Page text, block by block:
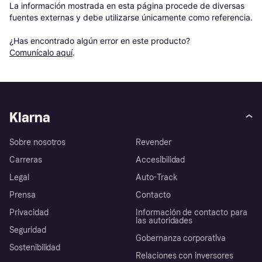
La información mostrada en esta página procede de diversas
fuentes externas y debe utilizarse únicamente como referencia.
¿Has encontrado algún error en este producto?
Comunícalo aquí.
Klarna
Sobre nosotros
Carreras
Legal
Prensa
Privacidad
Seguridad
Sostenibilidad
Revender
Accesibilidad
Auto-Track
Contacto
Información de contacto para
las autoridades
Gobernanza corporativa
Relaciones con inversores